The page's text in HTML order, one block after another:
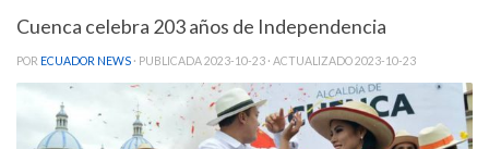
Cuenca celebra 203 años de Independencia
POR ECUADOR NEWS · PUBLICADA2023-10-23 · ACTUALIZADO2023-10-23